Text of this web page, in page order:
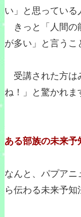
い」と思ってい
きっと「人間の
が多い」と言うこ
受講された方は
ね！」と驚かれま
ある部族の未来予
なんと、パプア
ら伝わる未来予知